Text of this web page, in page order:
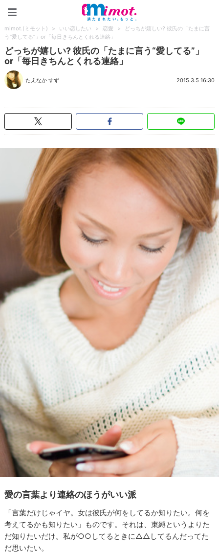
mimot.(ミモット) > いい恋したい > 恋愛 >
どっちが嬉しい? 彼氏の「たまに言
う“愛してる”」or「毎日きちんとくれる連絡」
どっちが嬉しい? 彼氏の「たまに言う“愛してる”」
or「毎日きちんとくれる連絡」
たえなか すず 2015.3.5 16:30
愛の言葉より連絡のほうがいい派
「言葉だけじゃイヤ。女は彼氏が何をしてるか知りたい。何を
考えてるかも知りたい」ものです。それは、束縛というよりた
だ知りたいだけ。私が○○してるときに△△してるんだってた
だ思いたい。